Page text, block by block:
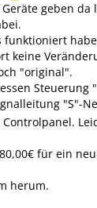
geben
funktioniert
keine
"original".
Steuerung
"S"-
für ein
herum.